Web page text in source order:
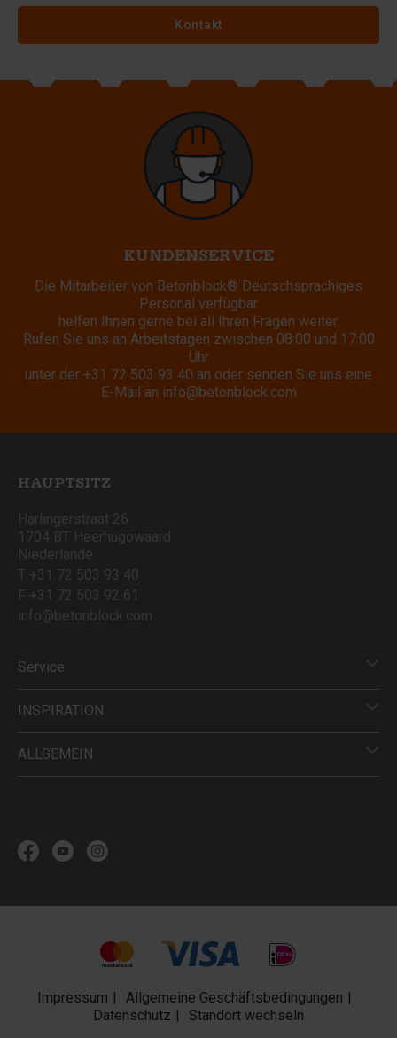
Kontakt
KUNDENSERVICE
Die Mitarbeiter von Betonblock® Deutschsprachiges
Personal verfügbar
helfen Ihnen gerne bei all Ihren Fragen weiter.
Rufen Sie uns an Arbeitstagen zwischen 08:00 und 17:00
Uhr
unter der +31 72 503 93 40 an oder senden Sie uns eine
E-Mail an info@betonblock.com
HAUPTSITZ
Harlingerstraat 26
1704 BT Heerhugowaard
Niederlande
T +31 72 503 93 40
F +31 72 503 92 61
info@betonblock.com
Service
INSPIRATION
ALLGEMEIN
Impressum
Allgemeine Geschäftsbedingungen
Datenschutz
Standort wechseln